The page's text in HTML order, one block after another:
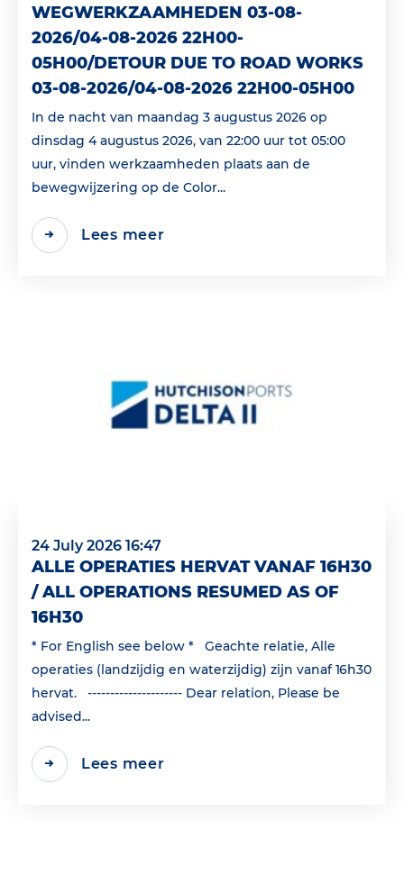
WEGWERKZAAMHEDEN 03-08-
2026/04-08-2026 22H00-
05H00/DETOUR DUE TO ROAD WORKS
03-08-2026/04-08-2026 22H00-05H00
In de nacht van maandag 3 augustus 2026 op
dinsdag 4 augustus 2026, van 22:00 uur tot 05:00
uur, vinden werkzaamheden plaats aan de
bewegwijzering op de Color...
Lees meer
24 July 2026 16:47
ALLE OPERATIES HERVAT VANAF 16H30
/ ALL OPERATIONS RESUMED AS OF
16H30
* For English see below * Geachte relatie, Alle
operaties (landzijdig en waterzijdig) zijn vanaf 16h30
hervat. --------------------- Dear relation, Please be
advised...
Lees meer